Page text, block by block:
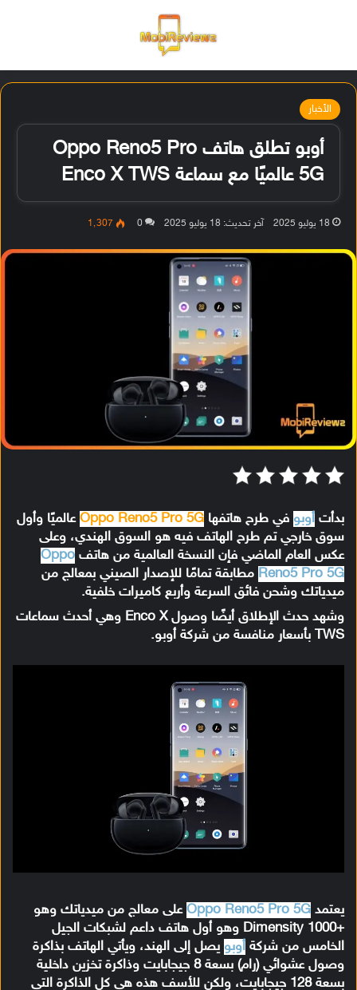
الأخبار
أوبو تطلق هاتف Oppo Reno5 Pro
5G عالميًا مع سماعة Enco X TWS
18 يوليو 2025 آخر تحديث: 18 يوليو 2025 0 1٬307
بدأت أوبو في طرح هاتفها Oppo Reno5 Pro 5G عالميًا وأول
سوق خارجي تم طرح الهاتف فيه هو السوق الهندي، وعلى
عكس العام الماضي فإن النسخة العالمية من هاتف Oppo
Reno5 Pro 5G مطابقة تمامًا للإصدار الصيني بمعالج من
ميدياتك وشحن فائق السرعة وأربع كاميرات خلفية.
وشهد حدث الإطلاق أيضًا وصول Enco X وهي أحدث سماعات
TWS بأسعار منافسة من شركة أوبو.
يعتمد Oppo Reno5 Pro 5G على معالج من ميدياتك وهو
+Dimensity 1000 وهو أول هاتف داعم لشبكات الجيل
الخامس من شركة أوبو يصل إلى الهند، ويأتي الهاتف بذاكرة
وصول عشوائي (رام) بسعة 8 جيجابايت وذاكرة تخزين داخلية
بسعة 128 جيجابايت، ولكن للأسف هذه هي كل الذاكرة التي